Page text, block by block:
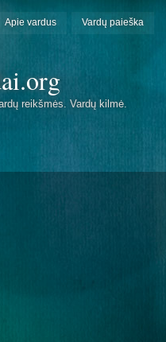
Apie vardus Vardų paieška
reikšmės. Vardų kilmė.